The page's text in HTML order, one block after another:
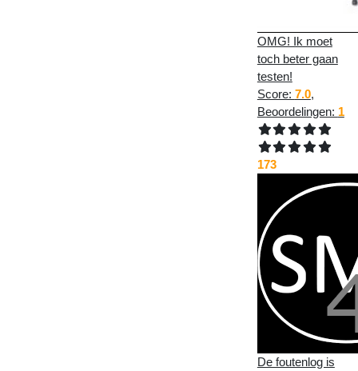
OMG! Ik moet
toch beter gaan
testen!
Score: 7.0,
Beoordelingen: 1
173
De foutenlog is